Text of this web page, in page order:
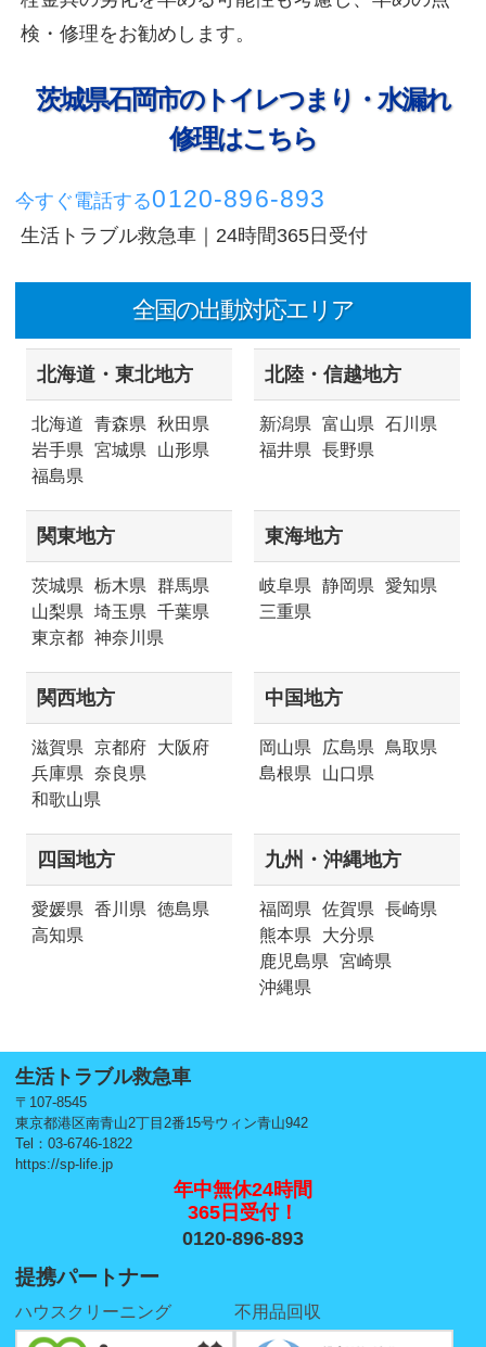
検・修理をお勧めします。
茨城県石岡市のトイレつまり・水漏れ
修理はこちら
今すぐ電話する0120-896-893
生活トラブル救急車｜24時間365日受付
全国の出動対応エリア
北海道・東北地方
北海道 青森県
秋田県
岩手県
宮城県
山形県
福島県
北陸・信越地方
新潟県 富山県
石川県
福井県
長野県
関東地方
茨城県 栃木県
群馬県
山梨県
埼玉県
千葉県
東京都
神奈川県
東海地方
岐阜県 静岡県
愛知県
三重県
関西地方
滋賀県 京都府
大阪府
兵庫県
奈良県
和歌山県
中国地方
岡山県 広島県
鳥取県
島根県
山口県
四国地方
愛媛県 香川県
徳島県
高知県
九州・沖縄地方
福岡県 佐賀県
長崎県
熊本県
大分県
鹿児島県
宮崎県
沖縄県
生活トラブル救急車
〒107-8545
東京都港区南青山2丁目2番15号ウィン青山942
Tel：03-6746-1822
https://sp-life.jp
年中無休24時間
365日受付！
0120-896-893
提携パートナー
ハウスクリーニング 不用品回収